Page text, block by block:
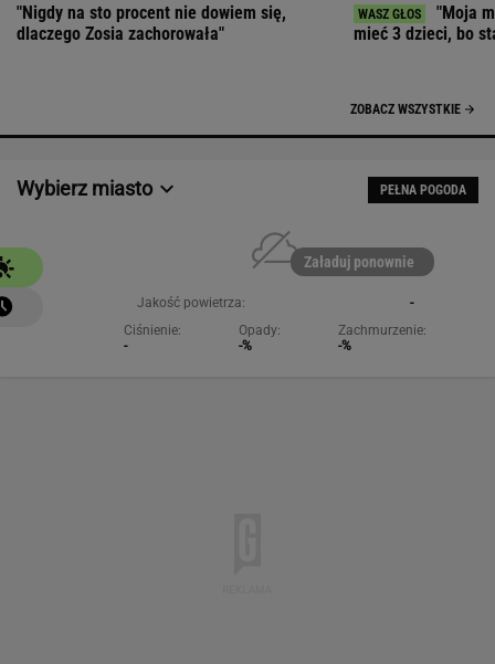
"Nigdy na sto procent nie dowiem się,
dlaczego Zosia zachorowała"
"Moja
mieć 3 dzieci, bo
ZOBACZ WSZYSTKIE
Wybierz miasto PEŁNA POGODA
Załaduj ponownie
Jakość powietrza:
-
Ciśnienie:
-
Opady:
-%
Zachmurzenie:
-%